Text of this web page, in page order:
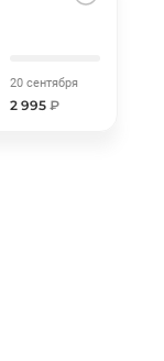
20 сентября
2 995₽